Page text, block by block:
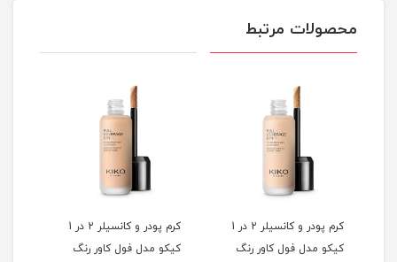
محصولات مرتبط
کرم پودر و کانسیلر 2 در 1
کرم پودر و کانسیلر 2 در 1
کیکو مدل فول کاور رنگ
کیکو مدل فول کاور رنگ